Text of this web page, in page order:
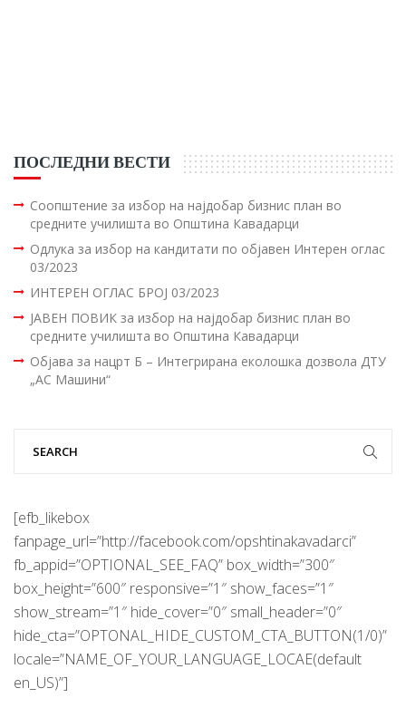
ПОСЛЕДНИ ВЕСТИ
Соопштение за избор на најдобар бизнис план во
средните училишта во Општина Кавадарци
Одлука за избор на кандитати по објавен Интерен оглас
03/2023
ИНТЕРЕН ОГЛАС БРОЈ 03/2023
ЈАВЕН ПОВИК за избор на најдобар бизнис план во
средните училишта во Општина Кавадарци
Објава за нацрт Б – Интегрирана еколошка дозвола ДТУ
„АС Машини“
[efb_likebox
fanpage_url=”http://facebook.com/opshtinakavadarci”
fb_appid=”OPTIONAL_SEE_FAQ” box_width=”300″
box_height=”600″ responsive=”1″ show_faces=”1″
show_stream=”1″ hide_cover=”0″ small_header=”0″
hide_cta=”OPTONAL_HIDE_CUSTOM_CTA_BUTTON(1/0)”
locale=”NAME_OF_YOUR_LANGUAGE_LOCAE(default
en_US)”]